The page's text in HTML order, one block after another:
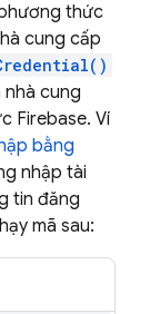
thức
cung cấp
cung
Firebase. Ví
bằng
nhập tài
tin đăng
mã sau: